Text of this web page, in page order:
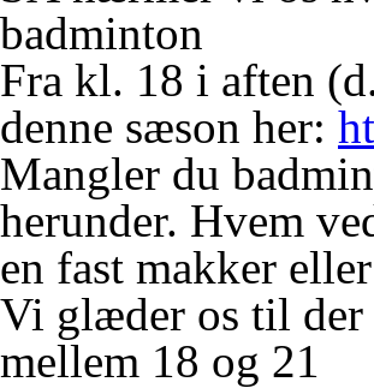
badminton
Fra kl. 18 i aften
denne sæson her:
Mangler du
herunder. Hvem
en fast makker
Vi glæder os til der
mellem 18 og 21